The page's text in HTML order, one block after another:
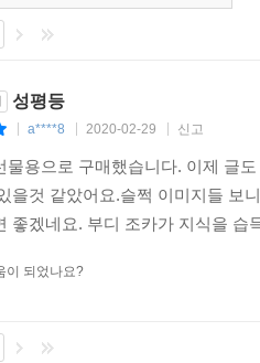
일은 아직도 모두가 간절히 바라
있게 살펴봅니다. 그간 우리는
류는 아주 오래전부터 노동을 해
회에서 그 가치를 제대로 인정받
편견을 바로잡을 수 있게 도와줄
만들어 낼 뿐만 아니라 우리를
성평등
a****8 2020-02-29 신고
물용으로 구매했습니다. 이제 글
을것 같았어요.슬쩍 이미지들 보
좋겠네요. 부디 조카가 지식을
이 되었나요?